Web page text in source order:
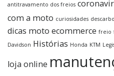
antitravamento dos freios
com a moto curiosidades
dicas moto ecommerce freio
Davidson Histórias Honda KTM
loja online